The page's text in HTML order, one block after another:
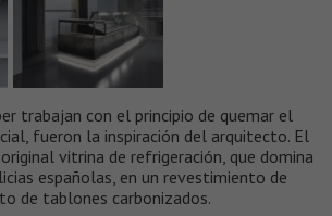
trabajan con el principio de quemar el
fueron la inspiración del arquitecto. El
vitrina de refrigeración, que domina
españolas, en un revestimiento de
de tablones carbonizados.